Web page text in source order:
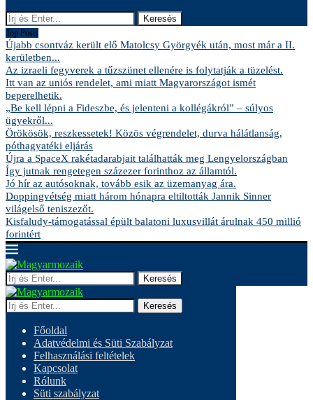
Keresés
Top Posts
Újabb csontváz került elő Matolcsy Györgyék után, most már a II.
kerületben...
Az izraeli fegyverek a tűzszünet ellenére is folytatják a tüzelést.
Itt van az uniós rendelet, ami miatt Magyarországot ismét
beperelhetik.
„Be kell lépni a Fideszbe, és jelenteni a kollégákról” – súlyos
ügyekről...
Örökösök, reszkessetek! Közös végrendelet, durva hálátlanság,
póthagyatéki eljárás
Újra a SpaceX rakétadarabjait találhatták meg Lengyelországban
Így jutnak rengetegen százezer forinthoz az államtól.
Jó hír az autósoknak, tovább esik az üzemanyag ára.
Doppingvétség miatt három hónapra eltiltották Jannik Sinner
világelső teniszezőt.
Kisfaludy-támogatással épült balatoni luxusvillát árulnak 450 millió
forintért
Keresés
Keresés
Főoldal
Adatvédelmi és Süti Szabályzat
Felhasználási feltételek
Kapcsolat
Rólunk
Süti szabályzat